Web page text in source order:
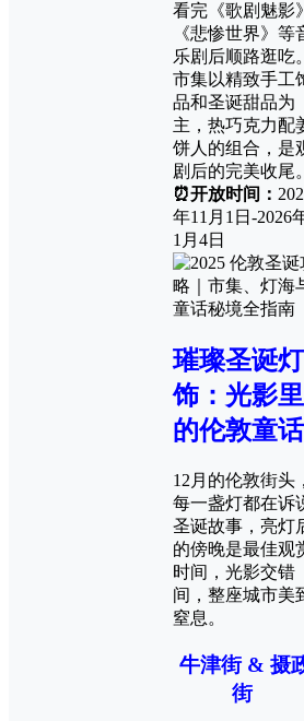
看完《歌剧魅影》
《悲惨世界》 等
乐剧后顺路逛吃。
市集以精致手工
品和圣诞甜品为
主，热巧克力配
饼人的组合，是
剧后的完美收尾。
⏰开放时间：
年11月1日-2026
1月4日
璀璨圣诞灯
饰：光影里
的伦敦童话
12月的伦敦街头，
每一盏灯都在诉
圣诞故事，亮灯
的傍晚是最佳观
时间，光影交错
间，整座城市美
窒息。
牛津街 & 摄
街